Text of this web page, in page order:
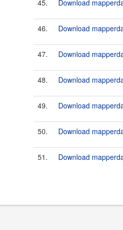
45. Download
46. Download
47. Download
48. Download
49. Download
50. Download
51. Download